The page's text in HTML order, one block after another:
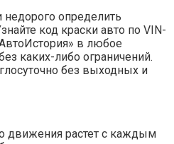
определить
код краски авто по VIN-
в любое
каких-либо ограничений.
без выходных и
движения растет с каждым